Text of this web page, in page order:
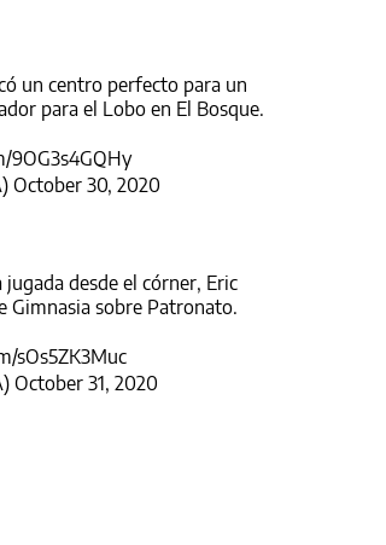
un centro perfecto para un
para el Lobo en El Bosque.
October 30, 2020
desde el córner, Eric
Gimnasia sobre Patronato.
sOs5ZK3Muc
October 31, 2020